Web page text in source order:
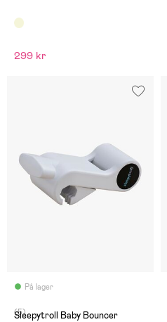
299 kr
På lager
(5)
Sleepytroll Baby Bouncer